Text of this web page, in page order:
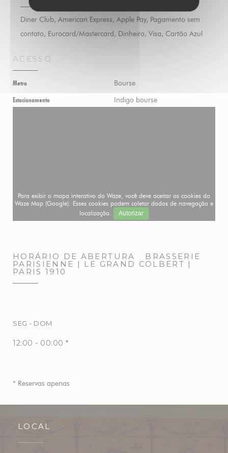
Diner Club, American Express, Apple Pay, Pagamento sem
contato, Eurocard/Mastercard, Dinheiro, Visa, Cartão Azul
ACESSO
Metro Bourse
Estacionamento Indigo bourse
Para exibir o mapa interativo do Waze, você deve aceitar os cookies do
Waze Map (Google). Esses cookies podem coletar dados de navegação e
localização.
Autorizar
HORÁRIO DE ABERTURA BRASSERIE
PARISIENNE | LE GRAND COLBERT |
PARIS 1910
SEG - DOM
12:00 - 00:00 *
* Reservas apenas
LOCAL